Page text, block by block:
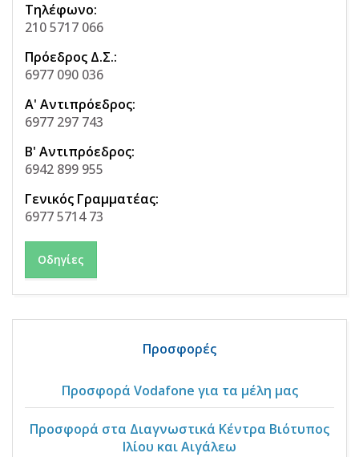
Τηλέφωνο:
210 5717 066
Πρόεδρος Δ.Σ.:
6977 090 036
Α' Αντιπρόεδρος:
6977 297 743
Β' Αντιπρόεδρος:
6942 899 955
Γενικός Γραμματέας:
6977 5714 73
Οδηγίες
Προσφορές
Προσφορά Vodafone για τα μέλη μας
Προσφορά στα Διαγνωστικά Κέντρα Βιότυπος
Ιλίου και Αιγάλεω